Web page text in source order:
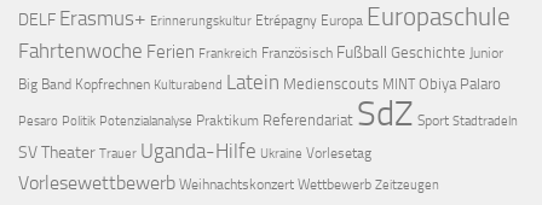
DELF Erasmus+ Erinnerungskultur Etrépagny Europa Europaschule
Fahrtenwoche Ferien Frankreich Französisch Fußball Geschichte Junior
Big Band Kopfrechnen Kulturabend Latein Medienscouts MINT Obiya Palaro
Pesaro Politik Potenzialanalyse Praktikum Referendariat SdZ Sport Stadtradeln
SVTheater Trauer Uganda-Hilfe Ukraine Vorlesetag
Vorlesewettbewerb Weihnachtskonzert Wettbewerb Zeitzeugen